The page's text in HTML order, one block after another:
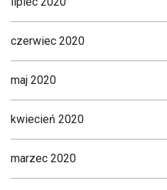
czerwiec 2020
maj 2020
kwiecień 2020
marzec 2020